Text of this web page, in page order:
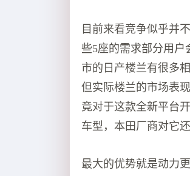
目前来看竞争似乎并
些5座的需求部分用户
市的日产楼兰有很多
但实际楼兰的市场表
竟对于这款全新平台
车型，本田厂商对它
最大的优势就是动力